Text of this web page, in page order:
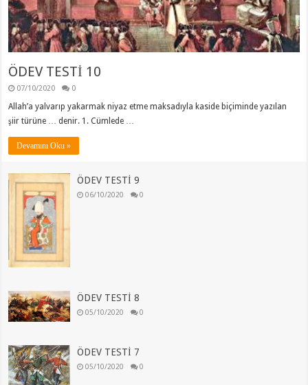
ÖDEV TESTİ 10
07/10/2020 0
Allah’a yalvarıp yakarmak niyaz etme maksadıyla kaside biçiminde yazılan
şiir türüne … denir. 1. Cümlede …
Devamını Oku »
ÖDEV TESTİ 9
06/10/2020 0
ÖDEV TESTİ 8
05/10/2020 0
ÖDEV TESTİ 7
05/10/2020 0